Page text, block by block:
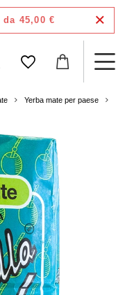
da 45,00 €
Yerba mate per paese